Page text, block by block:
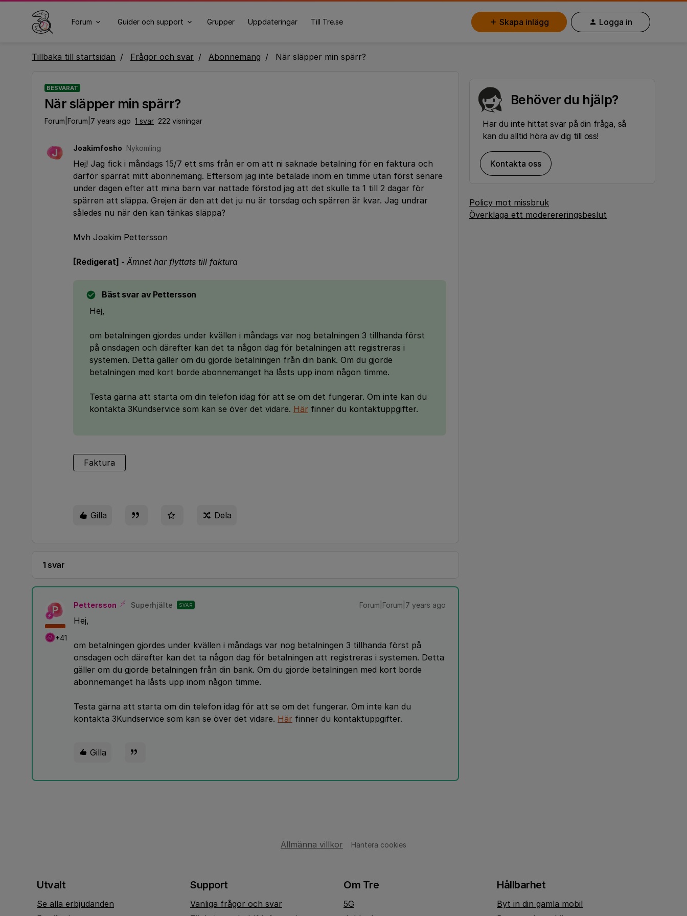
Forum Guider och support Grupper Uppdateringar Till Tre.se Skapa inlägg Logga in
Tillbaka till startsidan Frågor och svar Abonnemang När släpper min spärr?
BESVARAT
När släpper min spärr?
Forum|Forum|7 years ago 1 svar 222 visningar
J Joakimfosho Nykomling
Hej! Jag fick i måndags 15/7 ett sms från er om att ni saknade betalning för en faktura och
därför spärrat mitt abonnemang. Eftersom jag inte betalade inom en timme utan först senare
under dagen efter att mina barn var nattade förstod jag att det skulle ta 1 till 2 dagar för
spärren att släppa. Grejen är den att det ju nu är torsdag och spärren är kvar. Jag undrar
således nu när den kan tänkas släppa?
Mvh Joakim Pettersson
[Redigerat] - Ämnet har flyttats till faktura
Bäst svar av Pettersson
Hej,
om betalningen gjordes under kvällen i måndags var nog betalningen 3 tillhanda först
på onsdagen och därefter kan det ta någon dag för betalningen att registreras i
systemen. Detta gäller om du gjorde betalningen från din bank. Om du gjorde
betalningen med kort borde abonnemanget ha låsts upp inom någon timme.
Testa gärna att starta om din telefon idag för att se om det fungerar. Om inte kan du
kontakta 3Kundservice som kan se över det vidare. Här finner du kontaktuppgifter.
Faktura
Gilla Dela
1 svar
P
+41
Pettersson Superhjälte SVAR Forum|Forum|7 years ago
Hej,
om betalningen gjordes under kvällen i måndags var nog betalningen 3 tillhanda först på
onsdagen och därefter kan det ta någon dag för betalningen att registreras i systemen. Detta
gäller om du gjorde betalningen från din bank. Om du gjorde betalningen med kort borde
abonnemanget ha låsts upp inom någon timme.
Testa gärna att starta om din telefon idag för att se om det fungerar. Om inte kan du
kontakta 3Kundservice som kan se över det vidare. Här finner du kontaktuppgifter.
Gilla
Behöver du hjälp?
Har du inte hittat svar på din fråga, så
kan du alltid höra av dig till oss!
Kontakta oss
Policy mot missbruk
Överklaga ett moderereringsbeslut
Allmänna villkor Hantera cookies
Utvalt
Se alla erbjudanden
Support
Vanliga frågor och svar
Om Tre
5G
Hållbarhet
Byt in din gamla mobil